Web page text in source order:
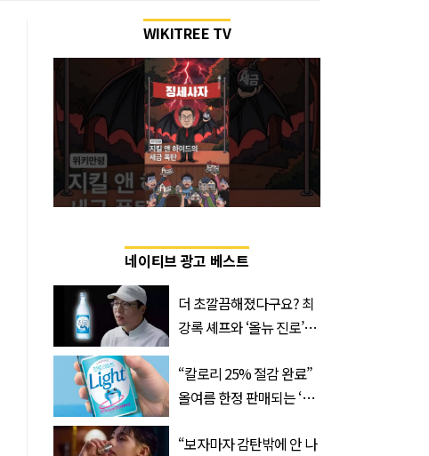
WIKITREE TV
네이티브 광고 베스트
더 초깔끔해졌다구요? 최
강록 셰프와 ‘올뉴 진로’의
“칼로리 25% 절감 완료”
올여름 한정 판매되는 ‘최
“보자마자 감탄밖에 안 나